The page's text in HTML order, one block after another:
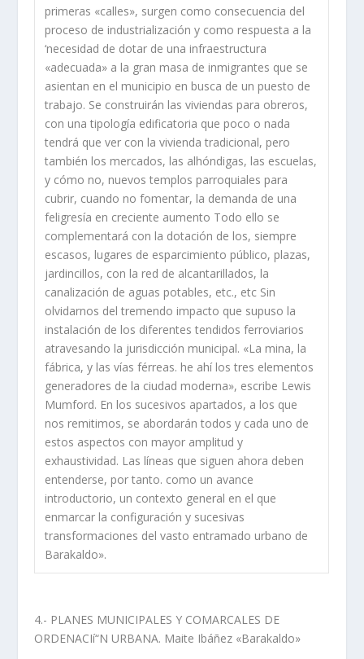
primeras «calles», surgen como consecuencia del
proceso de industrialización y como respuesta a la
‘necesidad de dotar de una infraestructura
«adecuada» a la gran masa de inmigrantes que se
asientan en el municipio en busca de un puesto de
traba­jo. Se construirán las viviendas para obreros,
con una tipologí­a edificatoria que poco o nada
tendrá que ver con la vivienda tradicional, pero
también los mercados, las alhóndigas, las escuelas,
y cómo no, nuevos templos parroquiales para
cubrir, cuando no fomentar, la demanda de una
feligresí­a en creciente aumento Todo ello se
complementará con la dotación de los, siempre
escasos, lugares de esparcimiento público, plazas,
jardincillos, con la red de alcantarillados, la
canalización de aguas potables, etc., etc Sin
olvidarnos del tremendo impacto que supuso la
instalación de los diferentes tendidos ferroviarios
atravesando la jurisdicción municipal. «La mina, la
fábrica, y las ví­as férreas. he ahí­ los tres elementos
generadores de la ciudad moderna», escribe Lewis
Mumford. En los sucesivos apartados, a los que
nos remitimos, se abordarán todos y cada uno de
estos aspectos con mayor amplitud y
exhaustividad. Las lí­neas que siguen ahora deben
entenderse, por tanto. como un avance
introductorio, un contexto general en el que
enmarcar la configuración y sucesivas
transformaciones del vasto entramado urbano de
Barakaldo».
4.- PLANES MUNICIPALES Y COMARCALES DE
ORDENACIí“N URBANA. Maite Ibáñez «Barakaldo»